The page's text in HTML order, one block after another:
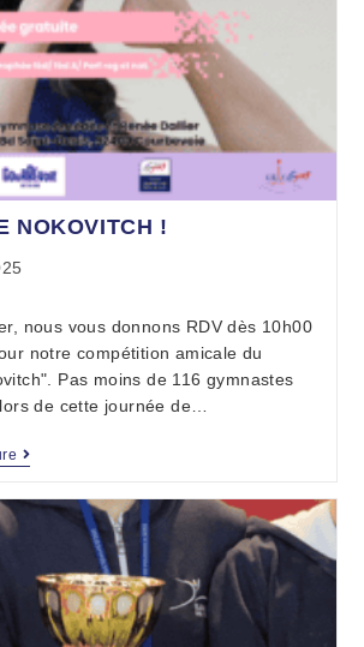
NOKOVITCH !
nous vous donnons RDV dès 10h00
notre compétition amicale du
Pas moins de 116 gymnastes
de cette journée de…